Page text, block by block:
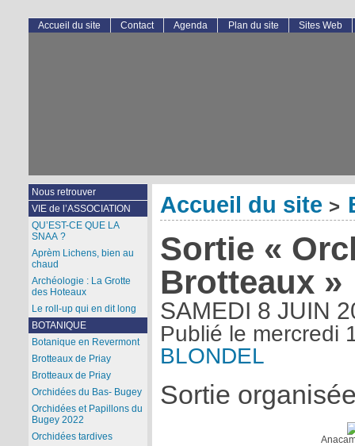
Accueil du site >
Sortie «
Brotteaux »
SAMEDI 8 JUIN
Publié le mercredi
BLONDEL
Sortie
Accueil du site Contact Agenda Plan du site Sites Web
Nous retrouver
VIE de l’ASSOCIATION
QU’EST-CE QUE LA
SNAA ?
Aprèm Lichens, bien au
chaud
Archéologie : La Grotte
des Hoteaux
Le roll-up qui en dit long
BOTANIQUE
Botanique en Revermont
Brotteaux de Priay
Brotteaux de Priay
Orchidées du Bas- Bugey
Orchidées et Papillons du
Bugey 2022
Orchidées tardives